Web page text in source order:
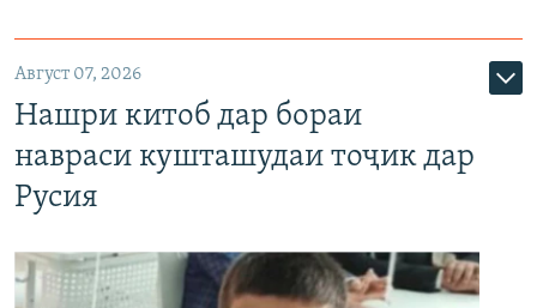
Август 07, 2026
Нашри китоб дар бораи
навраси кушташудаи тоҷик дар
Русия